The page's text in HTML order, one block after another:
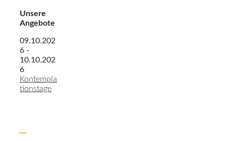
Unsere
Angebote
09.10.202
6 -
10.10.202
6
Kontempla
tionstage